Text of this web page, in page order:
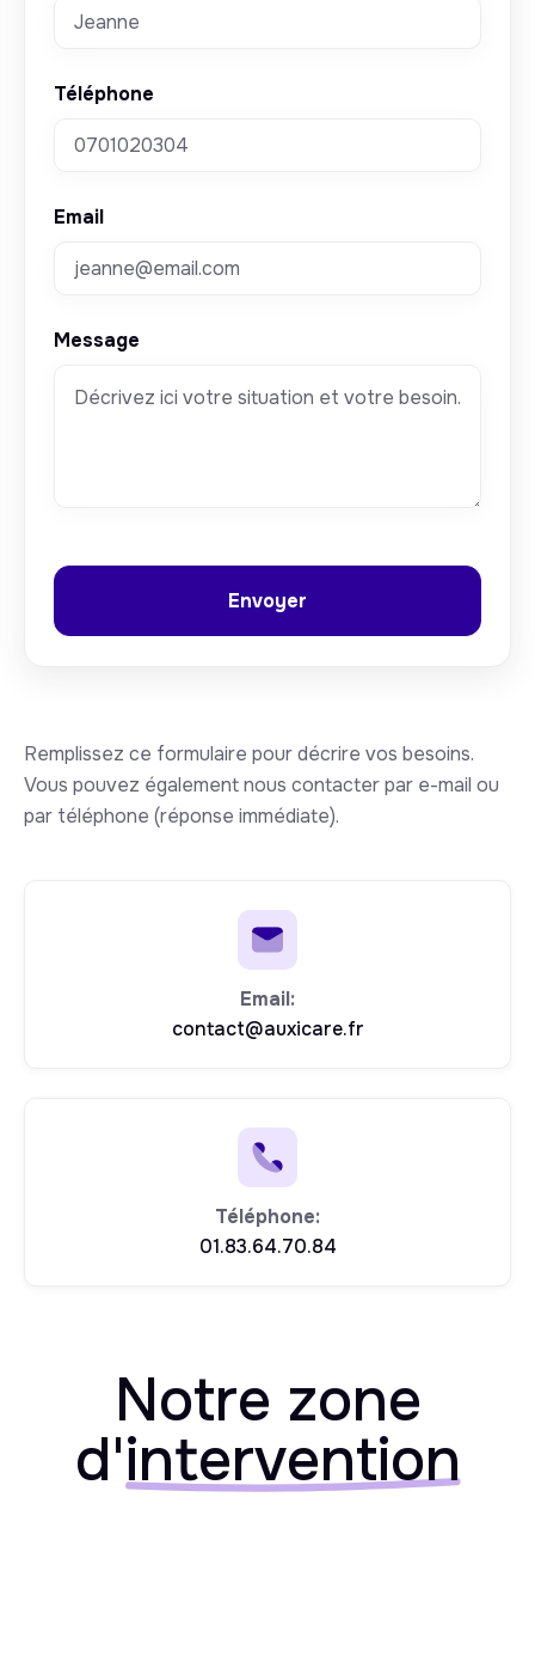
Téléphone
Email
Message
Remplissez ce formulaire pour décrire vos besoins.
Vous pouvez également nous contacter par e-mail ou
par téléphone (réponse immédiate).
Email:
contact@auxicare.fr
Téléphone:
01.83.64.70.84
Notre zone
d'intervention